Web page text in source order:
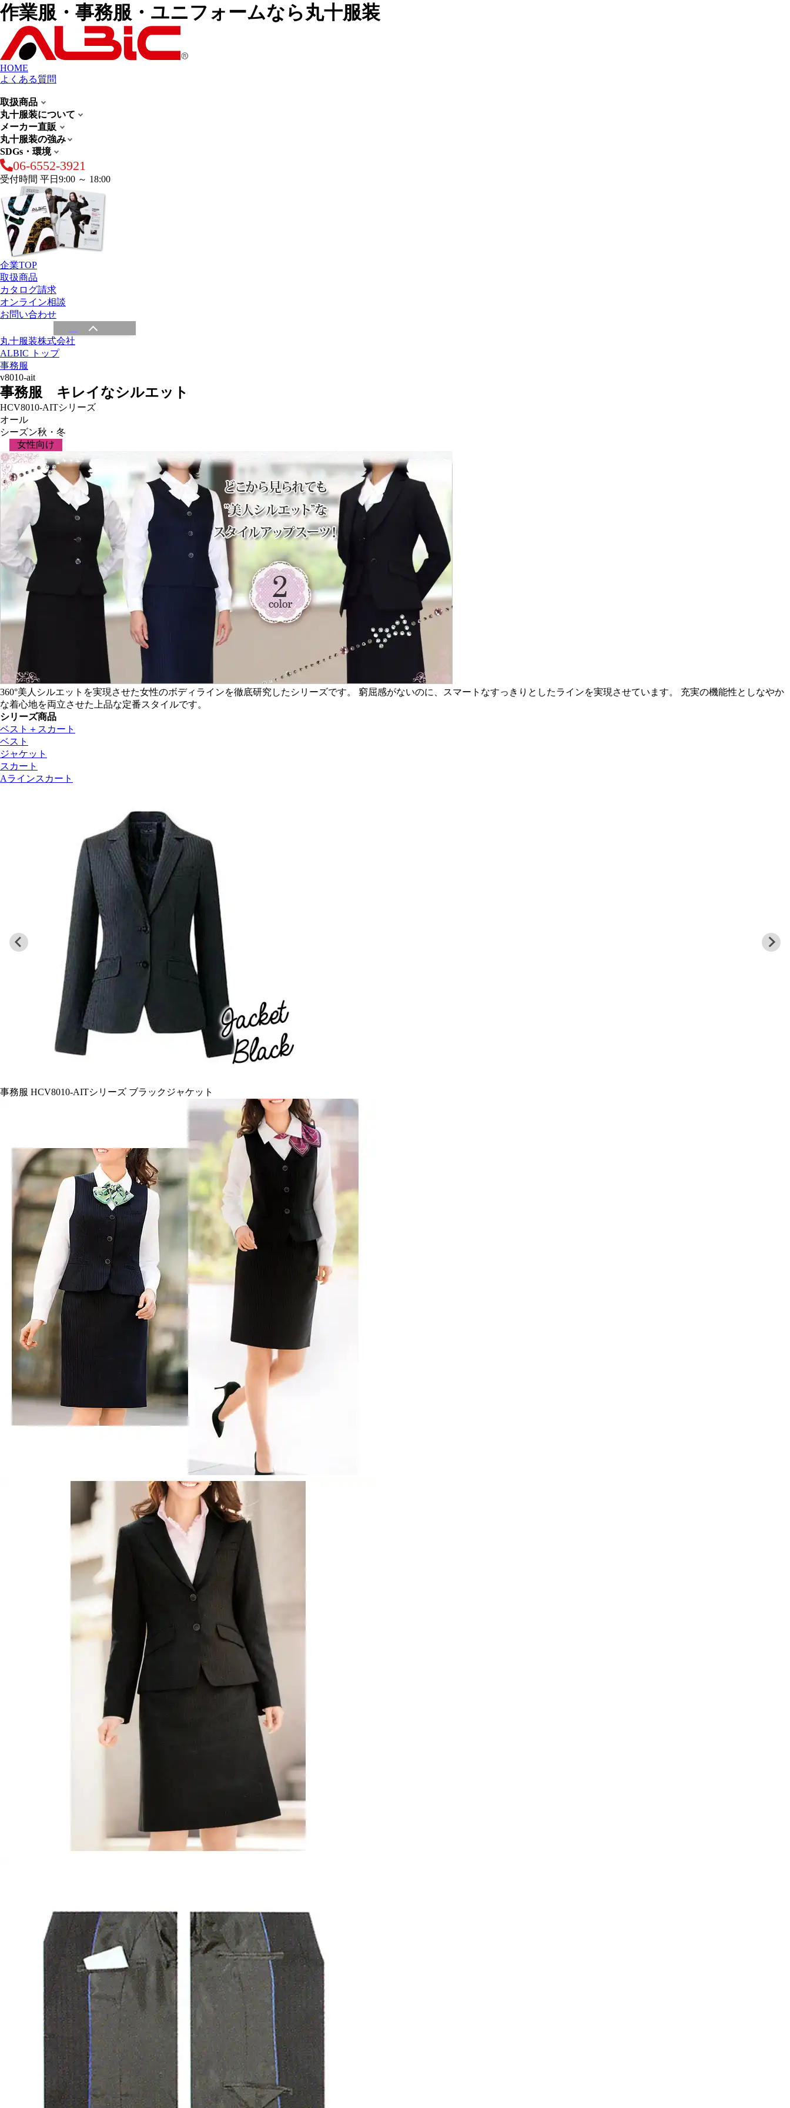
作業服・事務服・ユニフォームなら丸十服装
HOME
よくある質問
取扱商品
丸十服装について
メーカー直販
丸十服装の強み
SDGs・環境
06-6552-3921
受付時間 平日9:00 ～ 18:00
企業TOP
取扱商品
カタログ請求
オンライン相談
お問い合わせ
丸十服装株式会社
ALBIC トップ
事務服
v8010-ait
事務服 キレイなシルエット
HCV8010-AITシリーズ
オール
シーズン秋・冬
女性向け
360°美人シルエットを実現させた女性のボディラインを徹底研究したシリーズです。 窮屈感がないのに、スマートなすっきりとしたラインを実現させています。 充実の機能性としなやか
な着心地を両立させた上品な定番スタイルです。
シリーズ商品
ベスト＋スカート
ベスト
ジャケット
スカート
Aラインスカート
事務服 HCV8010-AITシリーズ ブラックジャケット